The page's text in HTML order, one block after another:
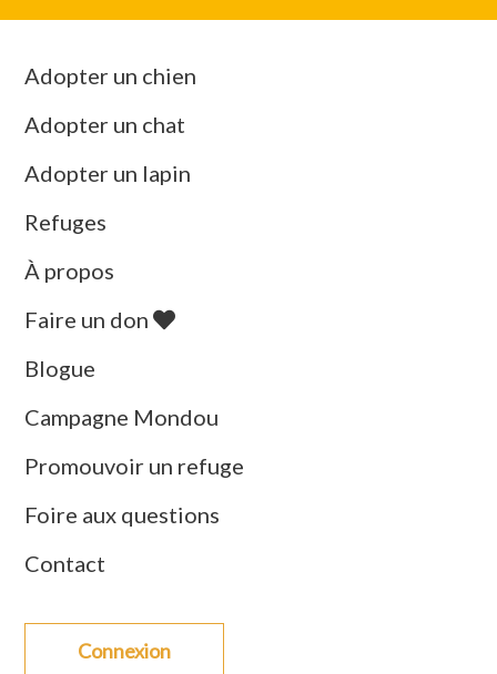
Adopter un chien
Adopter un chat
Adopter un lapin
Refuges
À propos
Faire un don
Blogue
Campagne Mondou
Promouvoir un refuge
Foire aux questions
Contact
Connexion